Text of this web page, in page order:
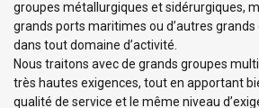
groupes métallurgiques et sidérurgiques,
grands ports maritimes ou d’autres grands
dans tout domaine d’activité.
Nous traitons avec de grands groupes
très hautes exigences, tout en apportant
qualité de service et le même niveau